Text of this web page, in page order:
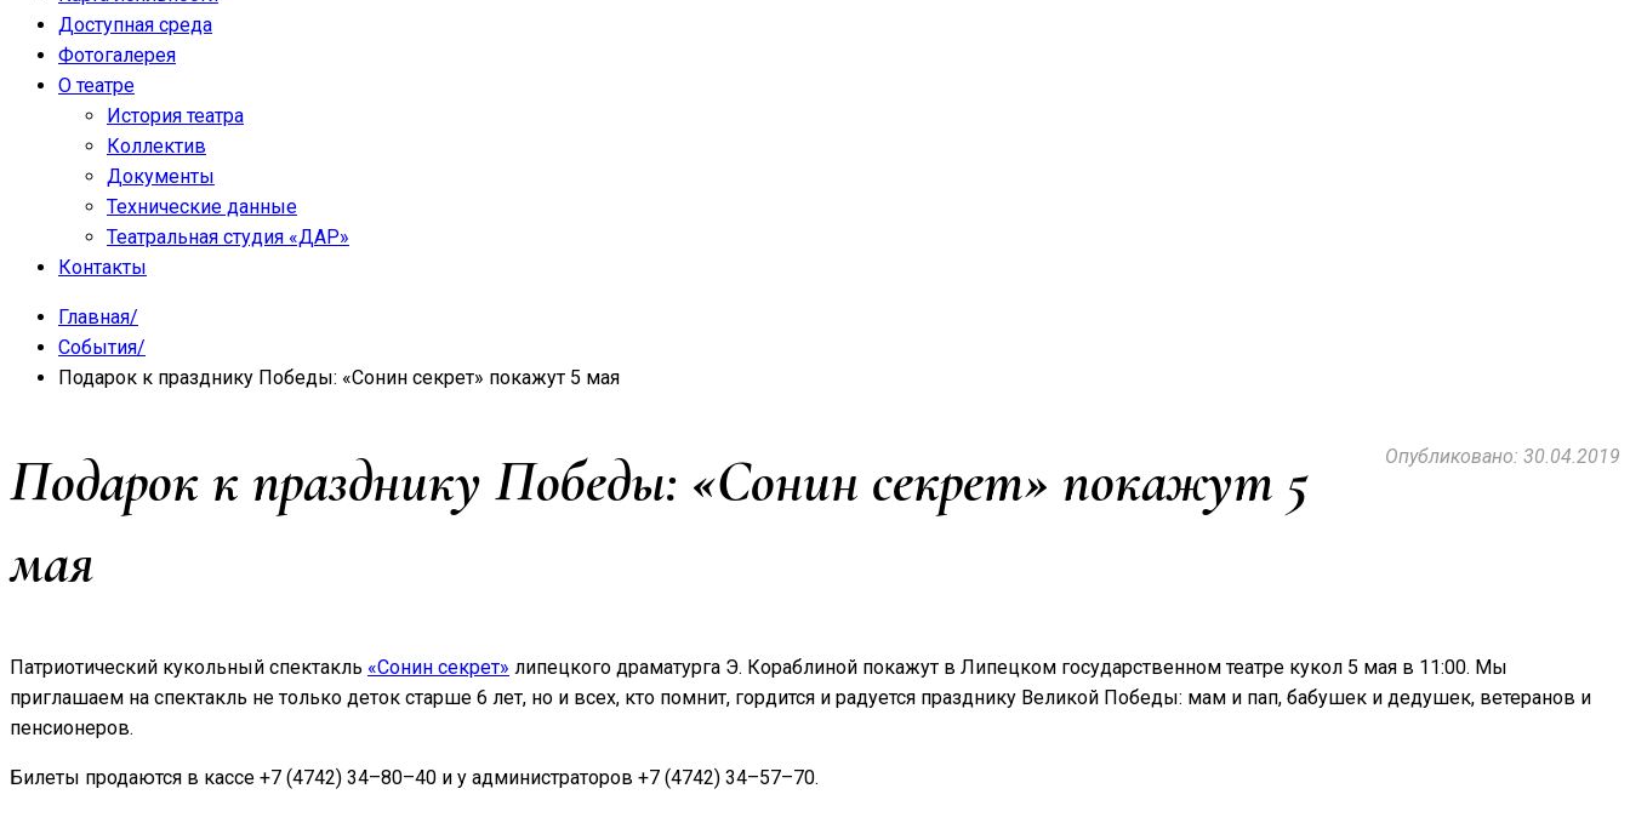
Доступная среда
Фотогалерея
О театре
История театра
Коллектив
Документы
Технические данные
Театральная студия «ДАР»
Контакты
Главная/
События/
Подарок к празднику Победы: «Сонин секрет» покажут 5 мая
Опубликовано: 30.04.2019
Подарок к празднику Победы: «Сонин секрет» покажут 5
мая
Патриотический кукольный спектакль «Сонин секрет» липецкого драматурга Э. Кораблиной покажут в Липецком государственном театре кукол 5 мая в 11:00. Мы
приглашаем на спектакль не только деток старше 6 лет, но и всех, кто помнит, гордится и радуется празднику Великой Победы: мам и пап, бабушек и дедушек, ветеранов и
пенсионеров.
Билеты продаются в кассе +7 (4742) 34–80–40 и у администраторов +7 (4742) 34–57–70.